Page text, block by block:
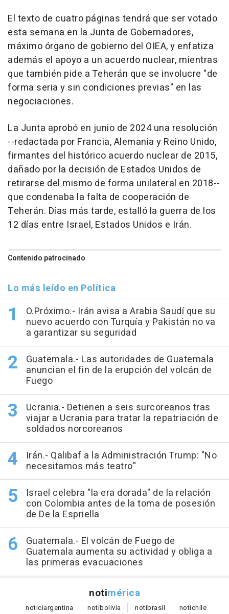
El texto de cuatro páginas tendrá que ser votado
esta semana en la Junta de Gobernadores,
máximo órgano de gobierno del OIEA, y enfatiza
además el apoyo a un acuerdo nuclear, mientras
que también pide a Teherán que se involucre "de
forma seria y sin condiciones previas" en las
negociaciones.
La Junta aprobó en junio de 2024 una resolución
--redactada por Francia, Alemania y Reino Unido,
firmantes del histórico acuerdo nuclear de 2015,
dañado por la decisión de Estados Unidos de
retirarse del mismo de forma unilateral en 2018--
que condenaba la falta de cooperación de
Teherán. Días más tarde, estalló la guerra de los
12 días entre Israel, Estados Unidos e Irán.
Contenido patrocinado
Lo más leído en Política
O.Próximo.- Irán avisa a Arabia Saudí que su
nuevo acuerdo con Turquía y Pakistán no va
a garantizar su seguridad
Guatemala.- Las autoridades de Guatemala
anuncian el fin de la erupción del volcán de
Fuego
Ucrania.- Detienen a seis surcoreanos tras
viajar a Ucrania para tratar la repatriación de
soldados norcoreanos
Irán.- Qalibaf a la Administración Trump: "No
necesitamos más teatro"
Israel celebra "la era dorada" de la relación
con Colombia antes de la toma de posesión
de De la Espriella
Guatemala.- El volcán de Fuego de
Guatemala aumenta su actividad y obliga a
las primeras evacuaciones
notimérica
noticiargentina notibolivia notibrasil notichile